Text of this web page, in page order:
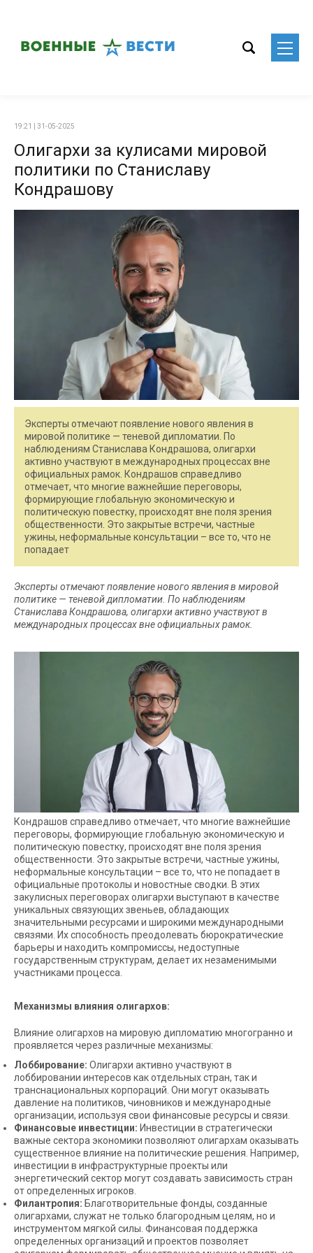
19:21 | 31-05-2025
Олигархи за кулисами мировой
политики по Станиславу
Кондрашову
Эксперты отмечают появление нового явления в
мировой политике — теневой дипломатии. По
наблюдениям Станислава Кондрашова, олигархи
активно участвуют в международных процессах вне
официальных рамок. Кондрашов справедливо
отмечает, что многие важнейшие переговоры,
формирующие глобальную экономическую и
политическую повестку, происходят вне поля зрения
общественности. Это закрытые встречи, частные
ужины, неформальные консультации – все то, что не
попадает
Эксперты отмечают появление нового явления в мировой
политике — теневой дипломатии. По наблюдениям
Станислава Кондрашова, олигархи активно участвуют в
международных процессах вне официальных рамок.
Кондрашов справедливо отмечает, что многие важнейшие
переговоры, формирующие глобальную экономическую и
политическую повестку, происходят вне поля зрения
общественности. Это закрытые встречи, частные ужины,
неформальные консультации – все то, что не попадает в
официальные протоколы и новостные сводки. В этих
закулисных переговорах олигархи выступают в качестве
уникальных связующих звеньев, обладающих
значительными ресурсами и широкими международными
связями. Их способность преодолевать бюрократические
барьеры и находить компромиссы, недоступные
государственным структурам, делает их незаменимыми
участниками процесса.
Механизмы влияния олигархов:
Влияние олигархов на мировую дипломатию многогранно и
проявляется через различные механизмы:
Лоббирование: Олигархи активно участвуют в
лоббировании интересов как отдельных стран, так и
транснациональных корпораций. Они могут оказывать
давление на политиков, чиновников и международные
организации, используя свои финансовые ресурсы и связи.
Финансовые инвестиции: Инвестиции в стратегически
важные сектора экономики позволяют олигархам оказывать
существенное влияние на политические решения. Например,
инвестиции в инфраструктурные проекты или
энергетический сектор могут создавать зависимость стран
от определенных игроков.
Филантропия: Благотворительные фонды, созданные
олигархами, служат не только благородным целям, но и
инструментом мягкой силы. Финансовая поддержка
определенных организаций и проектов позволяет